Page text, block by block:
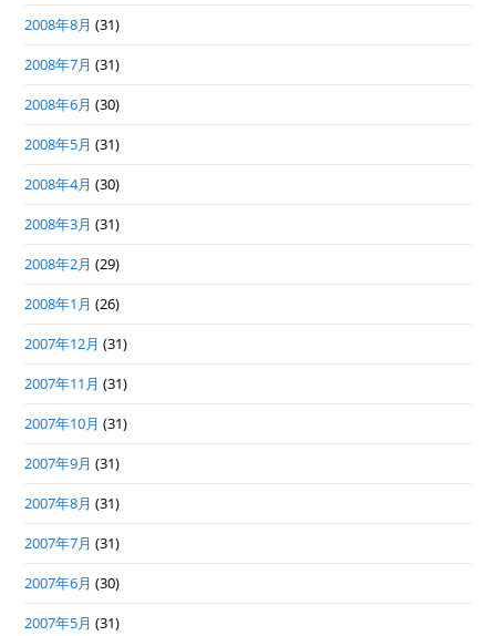
2008年8月 (31)
2008年7月 (31)
2008年6月 (30)
2008年5月 (31)
2008年4月 (30)
2008年3月 (31)
2008年2月 (29)
2008年1月 (26)
2007年12月 (31)
2007年11月 (31)
2007年10月 (31)
2007年9月 (31)
2007年8月 (31)
2007年7月 (31)
2007年6月 (30)
2007年5月 (31)